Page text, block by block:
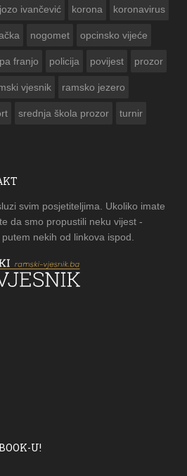
jozo ivančević korona koronavirus
nogomet opcinsko vijeće
franjo policija povijest prozor
vjesnik ramsko jezero
srednja škola prozor turnir
svim posjetiteljima. Ukoliko imate
da smo propustili neku vijest -
nekih od linkova ispod.
U!